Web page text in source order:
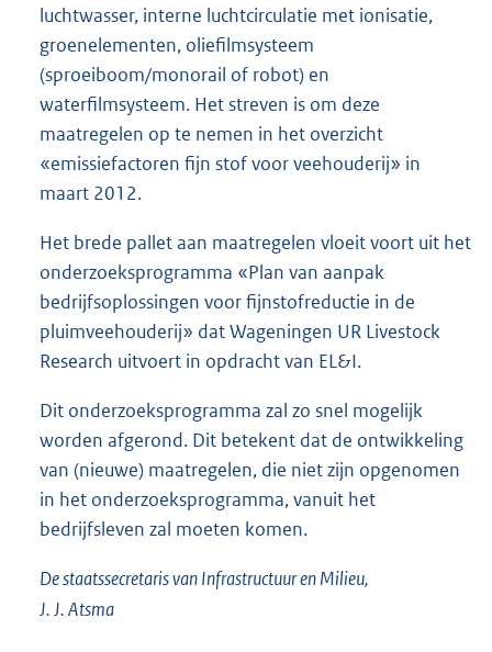
luchtwasser, interne luchtcirculatie met ionisatie,
groenelementen, oliefilmsysteem
(sproeiboom/monorail of robot) en
waterfilmsysteem. Het streven is om deze
maatregelen op te nemen in het overzicht
«emissiefactoren fijn stof voor veehouderij» in
maart 2012.
Het brede pallet aan maatregelen vloeit voort uit het
onderzoeksprogramma «Plan van aanpak
bedrijfsoplossingen voor fijnstofreductie in de
pluimveehouderij» dat Wageningen UR Livestock
Research uitvoert in opdracht van EL&I.
Dit onderzoeksprogramma zal zo snel mogelijk
worden afgerond. Dit betekent dat de ontwikkeling
van (nieuwe) maatregelen, die niet zijn opgenomen
in het onderzoeksprogramma, vanuit het
bedrijfsleven zal moeten komen.
De staatssecretaris van Infrastructuur en Milieu,
J. J. Atsma